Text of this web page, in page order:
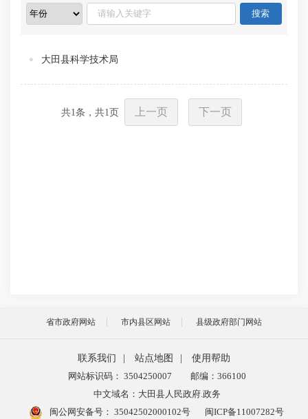
大田县科学技术局
共1 条，共1 页 上一页 下一页
省市政府网站 市内县区网站 县级政府部门网站
联系我们 站点地图
使用帮助
网站标识码： 3504250007
邮编：366100
中文域名：大田县人民政府.政务
闽公网安备号： 35042502000102号 闽ICP备11007282号